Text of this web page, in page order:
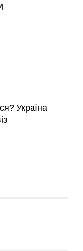
Україна